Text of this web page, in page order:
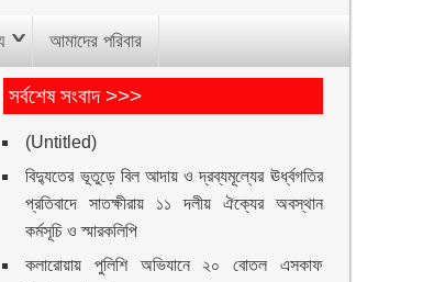
আমাদের পরিবার
সর্বশেষ সংবাদ >>>
(Untitled)
বিদ্যুতের ভূতুড়ে বিল আদায় ও দ্রব্যমূল্যের ঊর্ধ্বগতির
প্রতিবাদে সাতক্ষীরায় ১১ দলীয় ঐক্যের অবস্থান
কর্মসূচি ও স্মারকলিপি
কলারোয়ায় পুলিশি অভিযানে ২০ বোতল এসকাফ